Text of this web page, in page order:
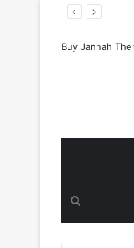
عن